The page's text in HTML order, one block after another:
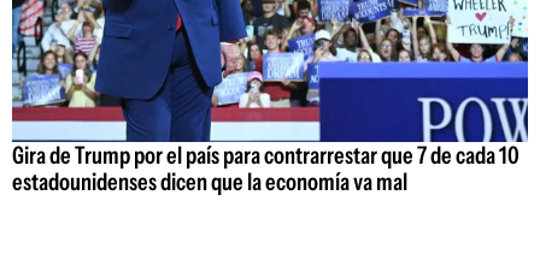
Gira de Trump por el país para contrarrestar que 7 de cada 10
estadounidenses dicen que la economía va mal